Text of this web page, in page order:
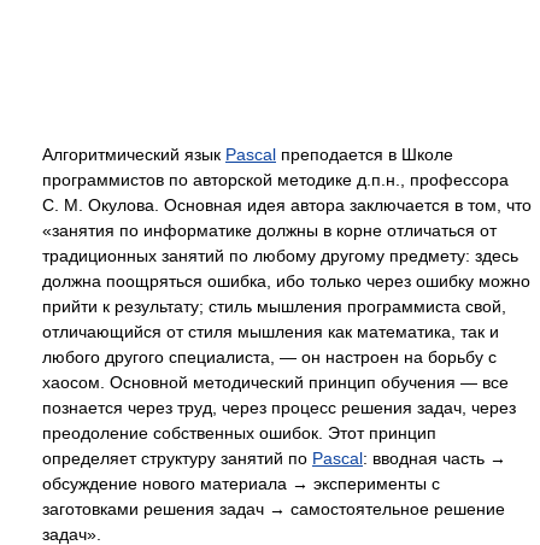
Алгоритмический язык Pascal преподается в Школе
программистов по авторской методике д.п.н., профессора
С. М. Окулова. Основная идея автора заключается в том, что
«занятия по информатике должны в корне отличаться от
традиционных занятий по любому другому предмету: здесь
должна поощряться ошибка, ибо только через ошибку можно
прийти к результату; стиль мышления программиста свой,
отличающийся от стиля мышления как математика, так и
любого другого специалиста, — он настроен на борьбу с
хаосом. Основной методический принцип обучения — все
познается через труд, через процесс решения задач, через
преодоление собственных ошибок. Этот принцип
определяет структуру занятий по Pascal: вводная часть →
обсуждение нового материала → эксперименты с
заготовками решения задач → самостоятельное решение
задач».